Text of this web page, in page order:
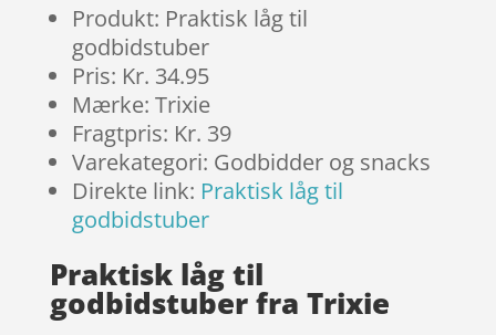
Produkt: Praktisk låg til
godbidstuber
Pris: Kr. 34.95
Mærke: Trixie
Fragtpris: Kr. 39
Varekategori: Godbidder og snacks
Direkte link: Praktisk låg til
godbidstuber
Praktisk låg til
godbidstuber fra Trixie